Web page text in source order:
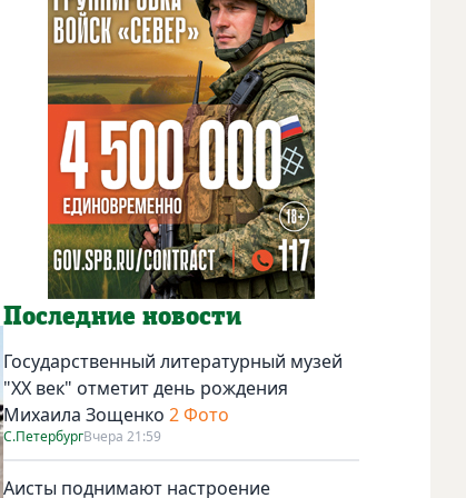
Последние новости
Государственный литературный музей
"ХХ век" отметит день рождения
Михаила Зощенко 2 Фото
С.ПетербургВчера 21:59
Аисты поднимают настроение